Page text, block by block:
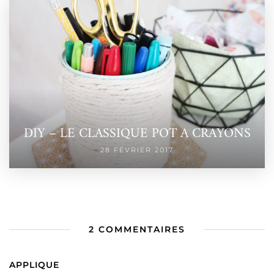
DIY – LE CLASSIQUE POT A CRAYONS
28 FÉVRIER 2017
2 COMMENTAIRES
APPLIQUE